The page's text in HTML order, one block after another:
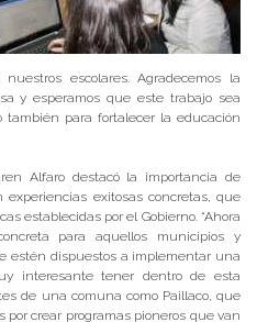
escolares. Agradecemos la
y esperamos que este trabajo sea
también para fortalecer la educación
Alfaro destacó la importancia de
exitosas concretas, que
establecidas por el Gobierno. “Ahora
para aquellos municipios y
estén dispuestos a implementar una
interesante tener dentro de esta
de una comuna como Paillaco, que
crear programas pioneros que van